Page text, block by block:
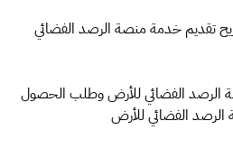
تقديم خدمة منصة الرصد الفضائي
الرصد الفضائي للأرض وطلب الحصول
الفضائي للأرض